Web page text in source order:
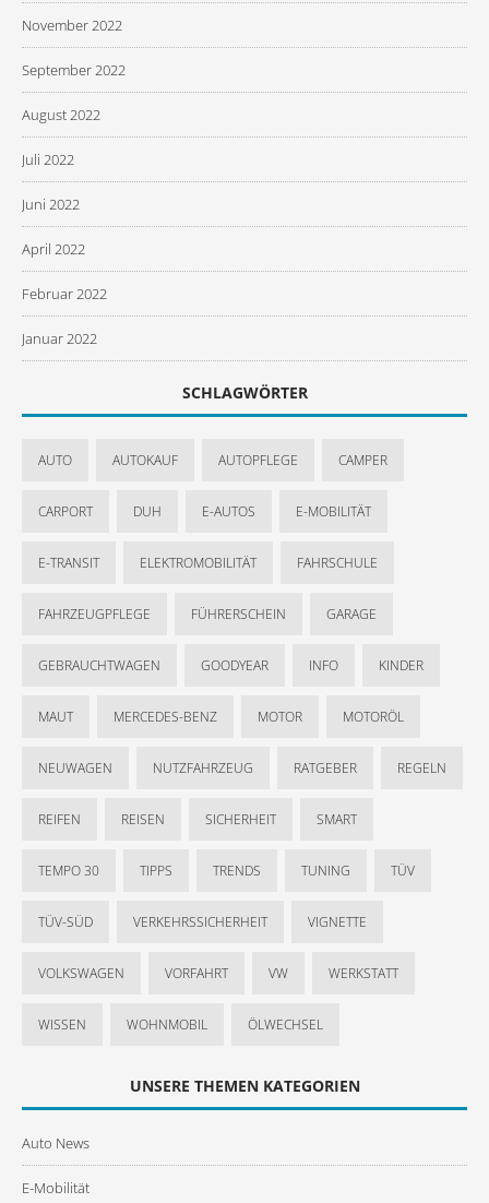
November 2022
September 2022
August 2022
Juli 2022
Juni 2022
April 2022
Februar 2022
Januar 2022
SCHLAGWÖRTER
AUTO AUTOKAUF AUTOPFLEGE CAMPER
CARPORT DUH E-AUTOS E-MOBILITÄT
E-TRANSIT ELEKTROMOBILITÄT FAHRSCHULE
FAHRZEUGPFLEGE FÜHRERSCHEIN GARAGE
GEBRAUCHTWAGEN GOODYEAR INFO KINDER
MAUT MERCEDES-BENZ MOTOR MOTORÖL
NEUWAGEN NUTZFAHRZEUG RATGEBER REGELN
REIFEN REISEN SICHERHEIT SMART
TEMPO 30 TIPPS TRENDS TUNING TÜV
TÜV-SÜD VERKEHRSSICHERHEIT VIGNETTE
VOLKSWAGEN VORFAHRT VW WERKSTATT
WISSEN WOHNMOBIL ÖLWECHSEL
UNSERE THEMEN KATEGORIEN
Auto News
E-Mobilität